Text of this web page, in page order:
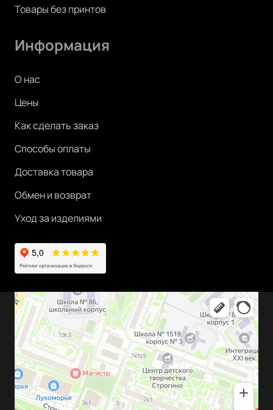
Товары без принтов
Информация
О нас
Цены
Как сделать заказ
Способы оплаты
Доставка товара
Обмен и возврат
Уход за изделиями